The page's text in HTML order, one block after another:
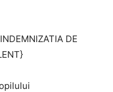
DE